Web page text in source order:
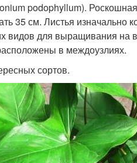
podophyllum).
35 см. Листья
видов для выращивания на
в междоузлиях.
сортов.